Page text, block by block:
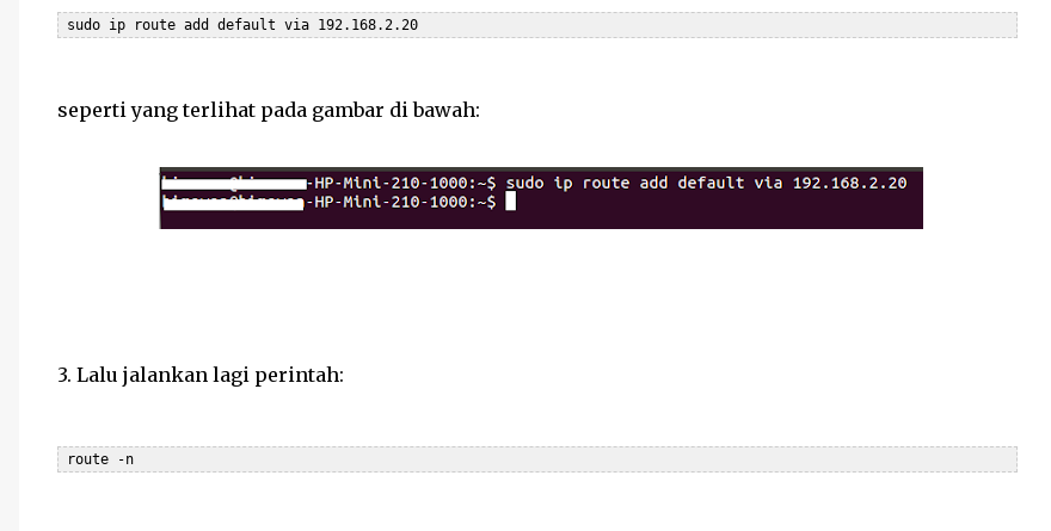
sudo ip route add default via 192.168.2.20
seperti yang terlihat pada gambar di bawah:
3. Lalu jalankan lagi perintah:
route -n